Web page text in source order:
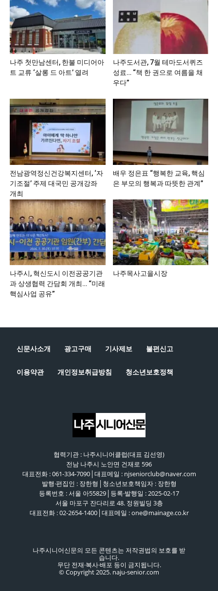
나주 첫만남센터, 한불 미디어아
트 교류 ‘살롱 드 아트’ 열려
나주도서관, 7월 테마도서퀴즈
성료… “책 한 권으로 여름을 채
우다”
전남광역정신건강복지센터, ‘자
기조절’ 주제 대국민 공개강좌
개최
배우 정은표 “행복한 교육, 핵심
은 부모의 행복과 따뜻한 관계”
나주시, 혁신도시 이전공공기관
과 상생협력 간담회 개최… “미래
핵심사업 공유”
나주목사고을시장
신문사소개 광고구매 기사제보 불편신고
이용약관 개인정보취급방침 청소년보호정책
협력기관 : 나주시니어클럽(대표 김선영)
전남 나주시 노안면 건재로 596
대표전화 : 061-334-7090│대표메일 : njseniorclub@naver.com
발행·편집인 : 장한형│청소년보호책임자 : 장한형
등록번호 : 서울 아55829│등록·발행일 : 2025-02-17
서울 마포구 잔다리로 48. 정원빌딩 3층
대표전화 : 02-2654-1400│대표메일 : one@mainage.co.kr
나주시니어신문의 모든 콘텐츠는 저작권법의 보호를 받
습니다.
무단 전재·복사·배포 등이 금지됩니다.
© Copyright 2025. naju-senior.com